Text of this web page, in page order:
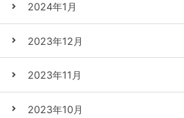
2024年1月
2023年12月
2023年11月
2023年10月